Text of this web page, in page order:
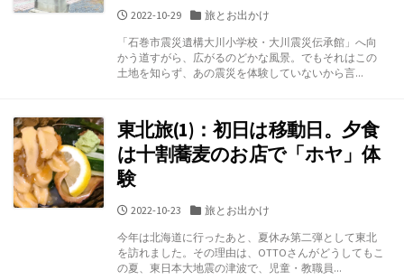
公
日
2022-10-29
カ
ゴ
リ
ー
旅とお出かけ
「石巻市震災遺構大川小学校・大川震災伝承館」へ向
かう道すがら、広がるのどかな風景。でもそれはこの
土地を知らず、あの震災を体験していないから言...
東北旅(1)：初日は移動日。夕食
は十割蕎麦のお店で「ホヤ」体
験
公
日
2022-10-23
カ
ゴ
リ
旅とお出かけ
今年は北海道に行ったあと、夏休み第二弾として東北
を訪れました。その理由は、OTTOさんがどうしてもこ
の夏、東日本大地震の津波で、児童・教職員...